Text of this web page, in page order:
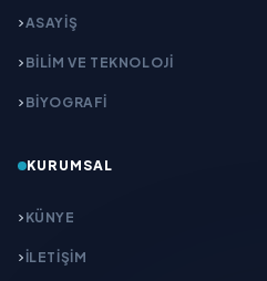
ASAYİŞ
BİLİM VE TEKNOLOJİ
BİYOGRAFİ
KURUMSAL
KÜNYE
İLETIŞIM